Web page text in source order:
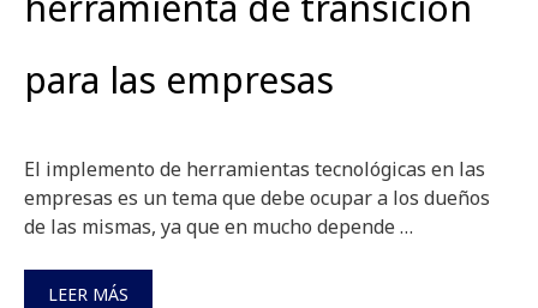
para las empresas
El implemento de herramientas tecnológicas en las
empresas es un tema que debe ocupar a los dueños
de las mismas, ya que en mucho depende …
LEER MÁS